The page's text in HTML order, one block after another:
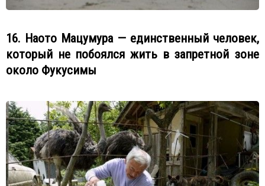
16. Наото Мацумура — единственный человек,
который не побоялся жить в запретной зоне
около Фукусимы